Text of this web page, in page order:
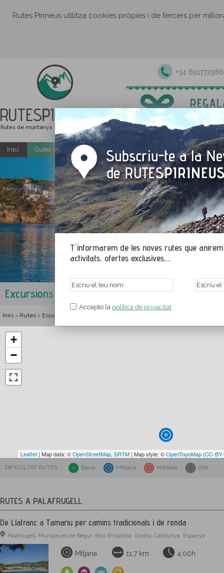
Rutes Pirineus utilitza cookies pròpies i de tercers per
RUTESPIRINEUS
Rutes de muntanya, senderisme i excursions
+34 691772966
T´informarem de les noves rutes que
activitats, ofertes exclusives,...
Accepto la política de privacitat
Inici Guies Web i PDF gratuïtes Excursions i activitats
Excursions a Palafrugell
Inici > Rutes > Espanya
+
−
Leaflet | Map data: ©OpenStreetMap, SRTM | Map style: ©OpenTopoMap (CC-
DIFICULTAT RUTES Baixa Mitjana Notable Alta
RUTES A PALAFRUGELL
De Llafranc a Tamariu per camins tradicionals i de ronda
Palafrugell, Muntanyes de Begur, Baix Empordà, Girona, Catalunya, Espanya
Mitjana 11,7 km 4:00h